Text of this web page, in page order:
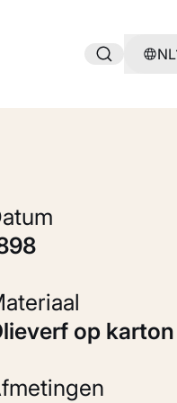
NL
Datum
Materiaal
Olieverf op karton
Afmetingen